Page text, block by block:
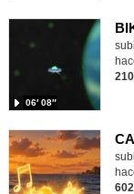
06′ 08″
210
602